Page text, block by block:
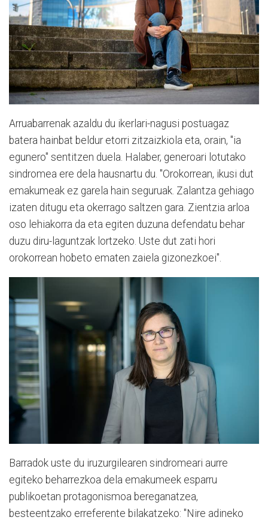
Arruabarrenak azaldu du ikerlari-nagusi postuagaz
batera hainbat beldur etorri zitzaizkiola eta, orain, "ia
egunero" sentitzen duela. Halaber, generoari lotutako
sindromea ere dela hausnartu du. "Orokorrean, ikusi dut
emakumeak ez garela hain seguruak. Zalantza gehiago
izaten ditugu eta okerrago saltzen gara. Zientzia arloa
oso lehiakorra da eta egiten duzuna defendatu behar
duzu diru-laguntzak lortzeko. Uste dut zati hori
orokorrean hobeto ematen zaiela gizonezkoei".
Barradok uste du iruzurgilearen sindromeari aurre
egiteko beharrezkoa dela emakumeek esparru
publikoetan protagonismoa bereganatzea,
besteentzako erreferente bilakatzeko: "Nire adineko